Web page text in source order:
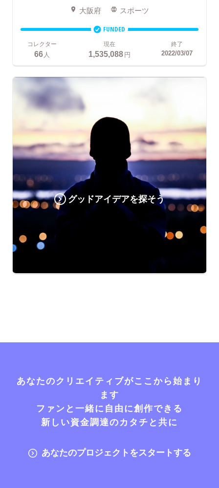
大阪府 スポーツ
FUNDED
コレクター
66 人
現在
1,535,088円
終了
2022/03/07
グッドアイデアを探そう
あなたのクリエイティブがここから始まり
ます
ファンと一緒に自由に創作できる
新しい資金調達のカタチと共に
あなたのプロジェクトをスタートする